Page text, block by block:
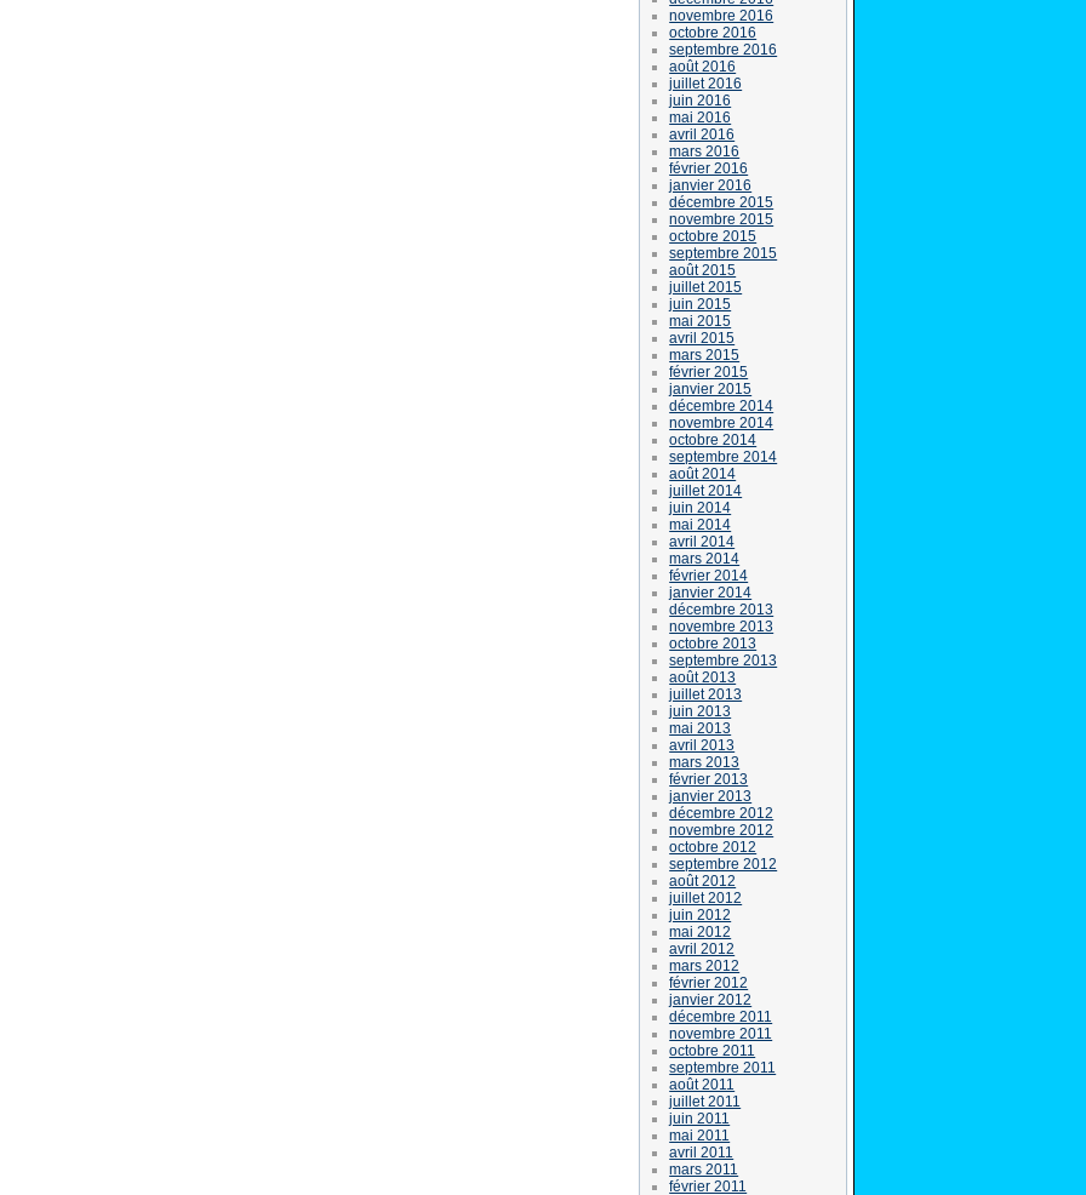
novembre 2016
octobre 2016
septembre 2016
août 2016
juillet 2016
juin 2016
mai 2016
avril 2016
mars 2016
février 2016
janvier 2016
décembre 2015
novembre 2015
octobre 2015
septembre 2015
août 2015
juillet 2015
juin 2015
mai 2015
avril 2015
mars 2015
février 2015
janvier 2015
décembre 2014
novembre 2014
octobre 2014
septembre 2014
août 2014
juillet 2014
juin 2014
mai 2014
avril 2014
mars 2014
février 2014
janvier 2014
décembre 2013
novembre 2013
octobre 2013
septembre 2013
août 2013
juillet 2013
juin 2013
mai 2013
avril 2013
mars 2013
février 2013
janvier 2013
décembre 2012
novembre 2012
octobre 2012
septembre 2012
août 2012
juillet 2012
juin 2012
mai 2012
avril 2012
mars 2012
février 2012
janvier 2012
décembre 2011
novembre 2011
octobre 2011
septembre 2011
août 2011
juillet 2011
juin 2011
mai 2011
avril 2011
mars 2011
février 2011